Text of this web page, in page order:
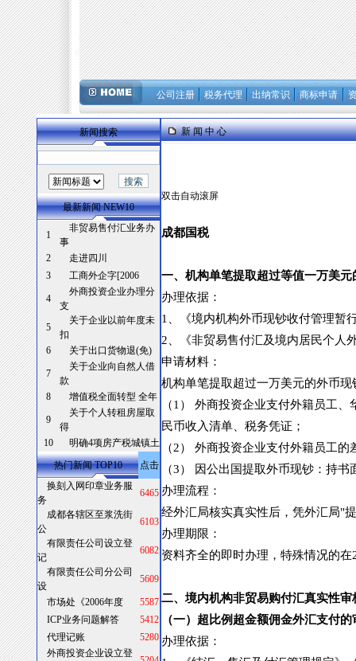
公司注册 税务代理 出纳常识 商标申请
新闻搜索
最新新闻 NEW10
1
非贸易售付汇业务办
事
2
走进四川
3
工商外企字[2006
4
外商投资企业办理分
支
5
关于企业以前年度未
扣
6
关于出口货物退(免)
7
关于企业向自然人借
款
8
增值税全面转型 全年
9
关于个人转租房屋取
得
10
明确4项房产税城镇土
热门新闻 TOP10
点击
换刻入网印章业务服
务
6465
成都各辖区至浆洗街
公
6103
有限责任公司设立登
记
6082
有限责任公司分公司
设
5609
市场处《2006年度
5587
ICP业务问题解答
5412
代理记账
5280
外商投资企业设立登
新 闻 中 心
双击自动滚屏
成都国税
一、机构单笔提取超过等值一万美元
办理依据：
1
、《境内机构外币现钞收付管理暂
2 、《非贸易售付汇及境内居民个
申请材料：
机构单笔提取超过一万美元的外币
（1 ）
外商投资企业支付外籍员工、
民币收入清单、税务凭证；
（2）
外商投资企业支付外籍员工的
（3）
因公出国提取外币现钞：持
办理流程：
经外汇局核实真实性后，凭外汇局"
办理期限：
资料齐全的即时办理，特殊情况的在
二、境内机构非贸易购付汇真实性审
（一）超比例超金额佣金外汇支付的
办理依据：